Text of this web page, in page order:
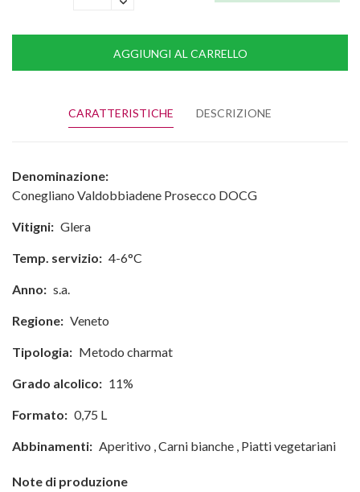
AGGIUNGI AL CARRELLO
CARATTERISTICHE DESCRIZIONE
Denominazione:
Conegliano Valdobbiadene Prosecco DOCG
Vitigni: Glera
Temp. servizio: 4-6°C
Anno: s.a.
Regione: Veneto
Tipologia: Metodo charmat
Grado alcolico: 11%
Formato: 0,75 L
Abbinamenti: Aperitivo ,Carni bianche , Piatti vegetariani
Note di produzione